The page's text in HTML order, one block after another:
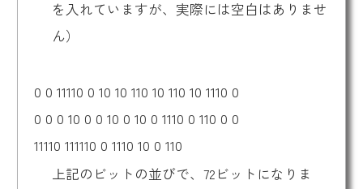
を入れていますが、実際には空白はありませ
ん）
0 0 11110 0 10 10 110 10 110 10 1110 0
0 0 0 10 0 0 10 0 10 0 1110 0 110 0 0
11110 111110 0 1110 10 0 110
上記のビットの並びで、72ビットになりま